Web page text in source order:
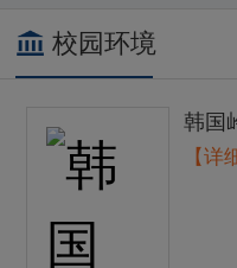
校园环境
韩国
【详